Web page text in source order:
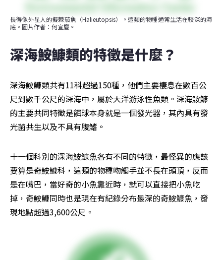
長得像外星人的擬棘茄魚（Halieutopsis）。這類的物種通常生活在較深的海
底。圖片作者：何宣慶。
深海鮟鱇類的特徵是什麼？
深海鮟鱇類共有11科超過150種，他們主要棲息在數百公
尺到數千公尺的深海中，屬於大洋游泳性魚類。深海鮟鱇
的主要共同特徵是餌球本身就是一個發光器，其內具有發
光菌共生以及不具有腹鰭。
十一個科別的深海鮟鱇魚各有不同的特徵，最怪異的應該
要算是奇鮟鱇科，這類的物種吻觸手並不長在頭頂，反而
是在嘴巴，當好奇的小魚靠近時，就可以直接把小魚吃
掉，奇鮟鱇同時也是現在有紀錄分布最深的奇鮟鱇魚，發
現地點超過3,600公尺。